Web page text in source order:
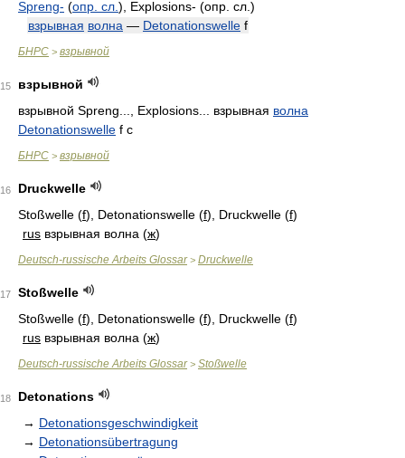
Spreng- (опр. сл. ) , Explosions- (опр. сл.)
взрывная волна — Detonationswelle f
БНРС > взрывной
15
взрывной
взрывной Spreng..., Explosions... взрывная волна
Detonationswelle f c
БНРС > взрывной
16
Druckwelle
Stoßwelle (f), Detonationswelle (f), Druckwelle (f)
rus взрывная волна (ж)
Deutsch-russische Arbeits Glossar> Druckwelle
17
Stoßwelle
Stoßwelle (f), Detonationswelle (f), Druckwelle (f)
rus взрывная волна (ж)
Deutsch-russische Arbeits Glossar> Stoßwelle
18
Detonations
→ Detonationsgeschwindigkeit
→ Detonationsübertragung